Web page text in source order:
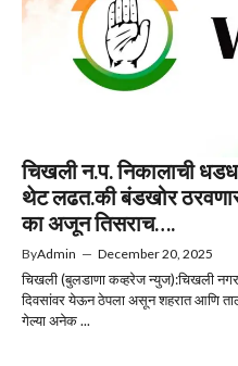
चिखली न.प. निकालाची
थेट लढत.की बंडखोर
का अजून तिसराच….
ByAdmin — December 20, 2025
चिखली (बुलडाणा कव्हरेज न्युज):चिखली
दिवसांवर येऊन ठेपला असून शहरात आणि
गेल्या अनेक ...